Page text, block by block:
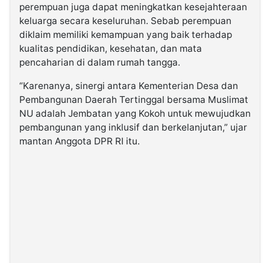
perempuan juga dapat meningkatkan kesejahteraan
keluarga secara keseluruhan. Sebab perempuan
diklaim memiliki kemampuan yang baik terhadap
kualitas pendidikan, kesehatan, dan mata
pencaharian di dalam rumah tangga.
“Karenanya, sinergi antara Kementerian Desa dan
Pembangunan Daerah Tertinggal bersama Muslimat
NU adalah Jembatan yang Kokoh untuk mewujudkan
pembangunan yang inklusif dan berkelanjutan,” ujar
mantan Anggota DPR RI itu.